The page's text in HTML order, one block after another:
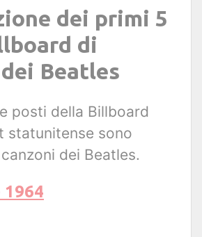
dei primi 5
di
Beatles
posti della Billboard
statunitense sono
dei Beatles.